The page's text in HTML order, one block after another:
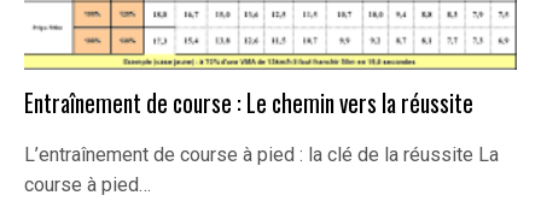
Entraînement de course : Le chemin vers la réussite
L’entraînement de course à pied : la clé de la réussite La
course à pied…